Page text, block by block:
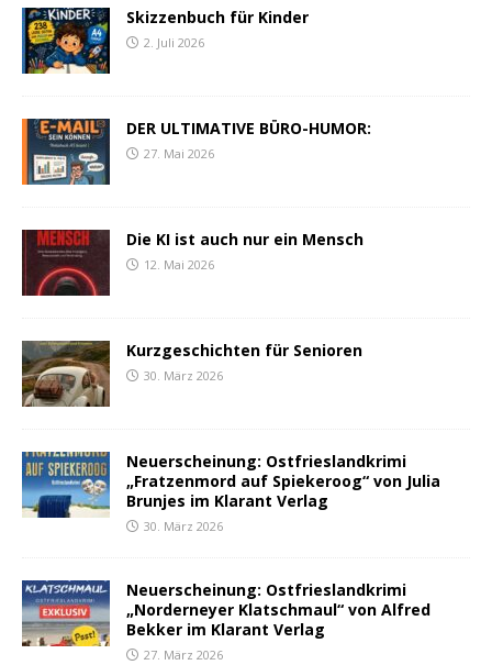
Skizzenbuch für Kinder
2. Juli 2026
DER ULTIMATIVE BÜRO-HUMOR:
27. Mai 2026
Die KI ist auch nur ein Mensch
12. Mai 2026
Kurzgeschichten für Senioren
30. März 2026
Neuerscheinung: Ostfrieslandkrimi
„Fratzenmord auf Spiekeroog“ von Julia
Brunjes im Klarant Verlag
30. März 2026
Neuerscheinung: Ostfrieslandkrimi
„Norderneyer Klatschmaul“ von Alfred
Bekker im Klarant Verlag
27. März 2026